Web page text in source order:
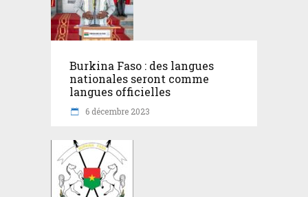
Burkina Faso : des langues
nationales seront comme
langues officielles
6 décembre 2023